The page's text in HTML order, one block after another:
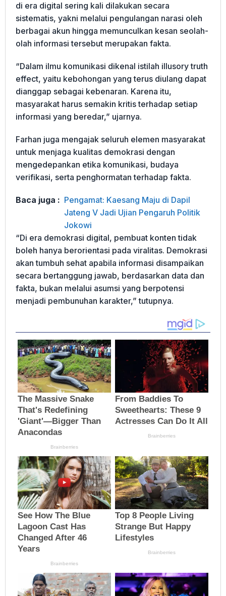
di era digital sering kali dilakukan secara
sistematis, yakni melalui pengulangan narasi oleh
berbagai akun hingga memunculkan kesan seolah-
olah informasi tersebut merupakan fakta.
“Dalam ilmu komunikasi dikenal istilah illusory truth
effect, yaitu kebohongan yang terus diulang dapat
dianggap sebagai kebenaran. Karena itu,
masyarakat harus semakin kritis terhadap setiap
informasi yang beredar,” ujarnya.
Farhan juga mengajak seluruh elemen masyarakat
untuk menjaga kualitas demokrasi dengan
mengedepankan etika komunikasi, budaya
verifikasi, serta penghormatan terhadap fakta.
Baca juga : Pengamat: Kaesang Maju di Dapil
Jateng V Jadi Ujian Pengaruh Politik
Jokowi
“Di era demokrasi digital, pembuat konten tidak
boleh hanya berorientasi pada viralitas. Demokrasi
akan tumbuh sehat apabila informasi disampaikan
secara bertanggung jawab, berdasarkan data dan
fakta, bukan melalui asumsi yang berpotensi
menjadi pembunuhan karakter,” tutupnya.